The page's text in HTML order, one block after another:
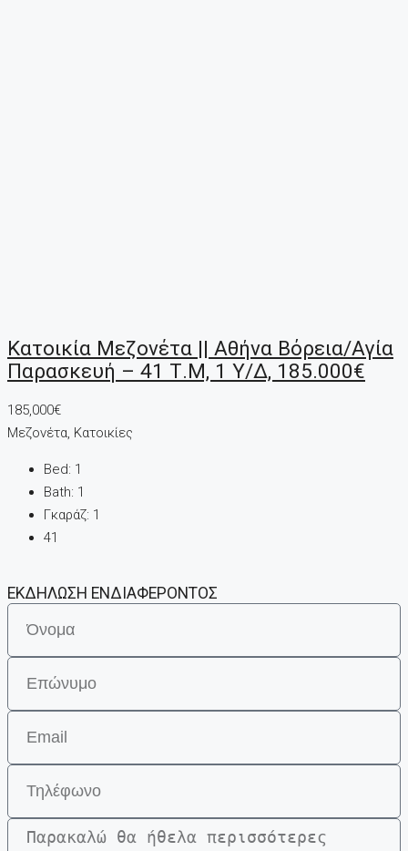
Κατοικία Μεζονέτα || Αθήνα Βόρεια/Αγία
Παρασκευή – 41 Τ.μ, 1 Υ/Δ, 185.000€
185,000€
Μεζονέτα, Κατοικίες
Bed: 1
Bath: 1
Γκαράζ: 1
41
ΕΚΔΗΛΩΣΗ ΕΝΔΙΑΦΕΡΟΝΤΟΣ